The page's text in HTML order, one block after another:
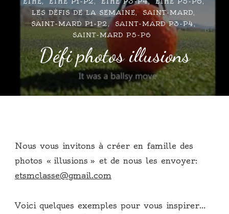
LES DÉFIS DE LA SEMAINE
SAINT-MARD
SAINT-MARD P1-P2
SAINT-MARD P3-P4
SAINT-MARD P5-P6
Défi photos illusions
Nous vous invitons à créer en famille des
photos « illusions » et de nous les envoyer:
etsmclasse@gmail.com
Voici quelques exemples pour vous inspirer…